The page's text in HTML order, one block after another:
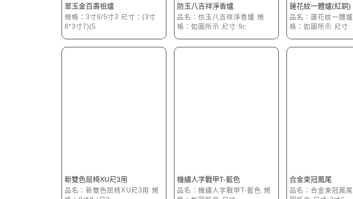
翠玉金百壽祖爐
規格：3寸8/5寸3 尺寸：(3寸
8*3寸7)(5
防玉八吉祥淨香爐.
品名：仿玉八吉祥淨香爐 規
格：如圖所示 尺寸:9c
蓮花紋一體爐(紅銅)
品名：蓮花紋一體
格：如圖所示 尺寸:
新雙色屈椅XU尺3用
品名：新雙色屈椅XU尺3用 規
機繡人字戰甲T-藍色
品名：機繡人字戰甲T-藍色 規
合金束冠鳳尾
品名：合金束冠鳳